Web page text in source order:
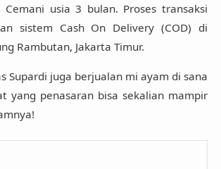
Cemani usia 3 bulan. Proses transaksi
sistem Cash On Delivery (COD) di
Rambutan, Jakarta Timur.
Supardi juga berjualan mi ayam di sana
yang penasaran bisa sekalian mampir